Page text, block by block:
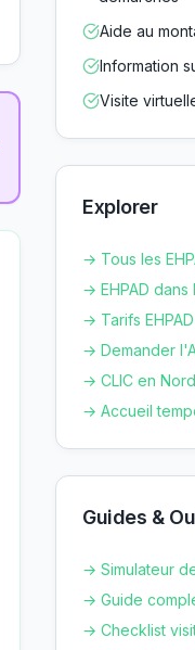
Aide au
Information
Visite
Explorer
→ Tous les
→ EHPAD dans
→ Tarifs
→ Demander
→ CLIC en Nord
→ Accueil
Guides &
→ Simulateur
→ Guide
→ Checklist